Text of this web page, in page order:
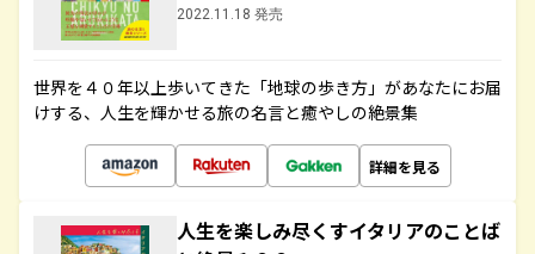
2022.11.18 発売
世界を４０年以上歩いてきた「地球の歩き方」があなたにお届
けする、人生を輝かせる旅の名言と癒やしの絶景集
詳細を見る
人生を楽しみ尽くすイタリアのことば